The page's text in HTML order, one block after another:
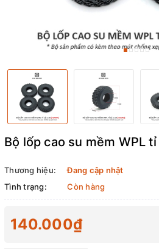
Bộ lốp cao su mềm WPL
Thương hiệu:
Đang cập nhật
Tình trạng:
Còn hàng
140.000₫